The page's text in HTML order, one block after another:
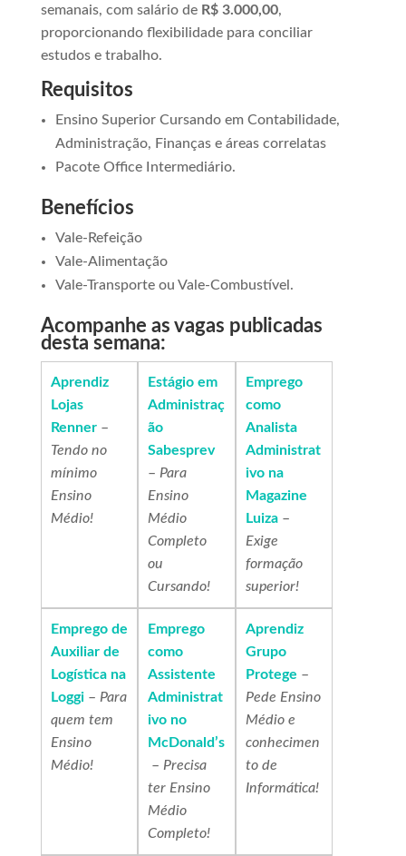
semanais, com salário de R$ 3.000,00,
proporcionando flexibilidade para conciliar
estudos e trabalho.
Requisitos
Ensino Superior Cursando em Contabilidade,
Administração, Finanças e áreas correlatas
Pacote Office Intermediário.
Benefícios
Vale-Refeição
Vale-Alimentação
Vale-Transporte ou Vale-Combustível.
Acompanhe as vagas publicadas
desta semana:
Aprendiz
Lojas
Renner–
Tendo no
mínimo
Ensino
Médio!
Estágio em
Administraç
ão
Sabesprev
–Para
Ensino
Médio
Completo
ou
Cursando!
Emprego
como
Analista
Administrat
ivo na
Magazine
Luiza –
Exige
formação
superior!
Emprego de
Auxiliar de
Logística na
Loggi– Para
quem tem
Ensino
Médio!
Emprego
como
Assistente
Administrat
ivo no
McDonald’s
–Precisa
ter Ensino
Médio
Completo!
Aprendiz
Grupo
Protege –
Pede Ensino
Médio e
conhecimen
to de
Informática!